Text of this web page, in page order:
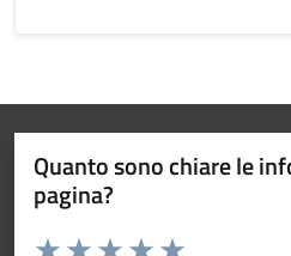
Quanto sono chiare le
pagina?
Valuta da 1 a 5 stelle la pagina